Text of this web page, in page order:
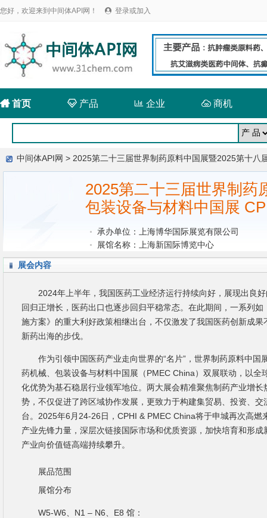
您好，欢迎来到中间体API网！  登录或加入
首页 产品  企业  商机
中间体API网 > 2025第二十三届世界制药原料中国展暨2025第十八
2025第二十三届世界制药
包装设备与材料中国展
承办单位：上海博华国际展览有限公司
展馆名称：上海新国际博览中心
展会内容
2024年上半年，我国医药工业经济运行持续向好，展现出良
回归正增长，医药出口也逐步回归平稳常态。在此期间，一系列
施方案》的重大利好政策相继出台，不仅激发了我国医药创新成
新药出海的步伐。
作为引领中国医药产业走向世界的“名片”，世界制药原料中国
药机械、包装设备与材料中国展（PMEC China）双展联动，以全
化优势为基石稳居行业领军地位。两大展会精准聚焦制药产业增
势，不仅促进了跨区域协作发展，更致力于构建集贸易、投资、
台。2025年6月24-26日，CPHI & PMEC China将于申城再次高燃
产业先锋力量，深层次链接国际市场和优质资源，加快培育和形
产业向价值链高端持续攀升。
展品范围
展馆分布
W5-W6、N1 – N6、E8 馆：